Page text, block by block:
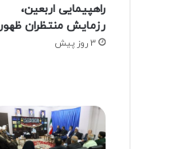
راهپیمایی اربعین،
رزمایش منتظران ظهور
3 روز پیش